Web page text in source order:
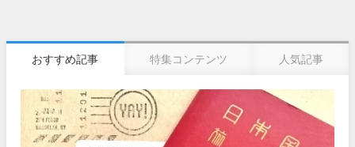
おすすめ記事 特集コンテンツ 人気記事